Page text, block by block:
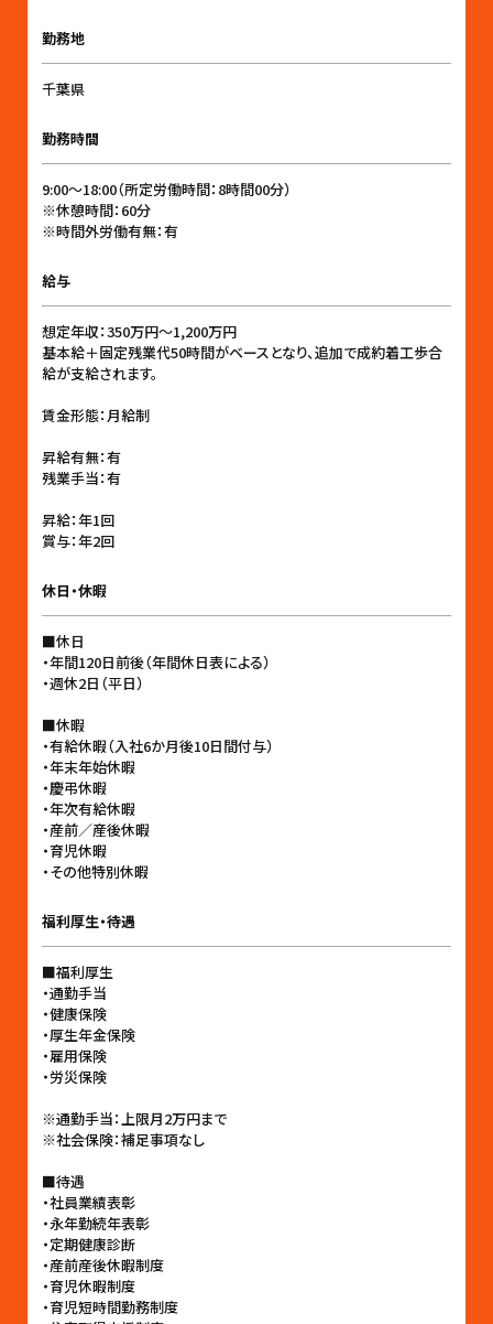
勤務地
千葉県
勤務時間
9:00〜18:00（所定労働時間：8時間00分）
※休憩時間：60分
※時間外労働有無：有
給与
想定年収：350万円〜1,200万円
基本給＋固定残業代50時間がベースとなり、追加で成約着工歩合
給が支給されます。
賃金形態：月給制
昇給有無：有
残業手当：有
昇給：年1回
賞与：年2回
休日・休暇
■休日
・年間120日前後（年間休日表による）
・週休2日（平日）
■休暇
・有給休暇（入社6か月後10日間付与）
・年末年始休暇
・慶弔休暇
・年次有給休暇
・産前／産後休暇
・育児休暇
・その他特別休暇
福利厚生・待遇
■福利厚生
・通勤手当
・健康保険
・厚生年金保険
・雇用保険
・労災保険
※通勤手当：上限月2万円まで
※社会保険：補足事項なし
■待遇
・社員業績表彰
・永年勤続年表彰
・定期健康診断
・産前産後休暇制度
・育児休暇制度
・育児短時間勤務制度